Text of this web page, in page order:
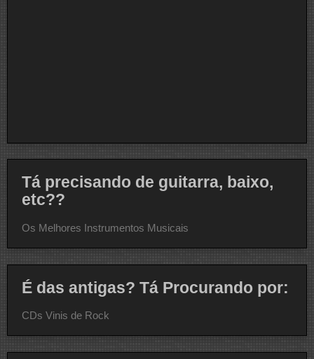
Tá precisando de guitarra, baixo,
etc??
Os Melhores Instrumentos Musicais
É das antigas? Tá Procurando por:
CDs Vinis de Rock